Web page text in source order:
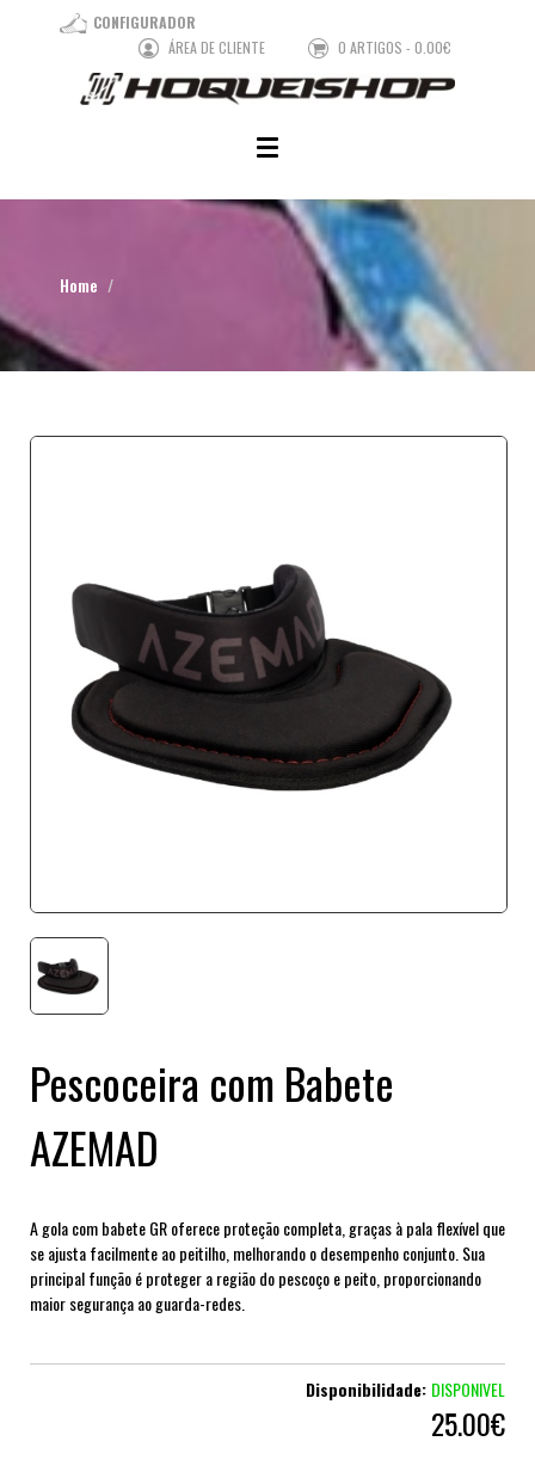
CONFIGURADOR
ÁREA DE CLIENTE
0 ARTIGOS - 0.00€
Home
Pescoceira com Babete
AZEMAD
A gola com babete GR oferece proteção completa, graças à pala flexível que
se ajusta facilmente ao peitilho, melhorando o desempenho conjunto. Sua
principal função é proteger a região do pescoço e peito, proporcionando
maior segurança ao guarda-redes.
Disponibilidade: DISPONIVEL
25.00€